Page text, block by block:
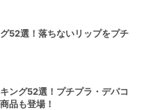
52選！落ちないリップをプチ
ング52選！プチプラ・デパコ
品も登場！